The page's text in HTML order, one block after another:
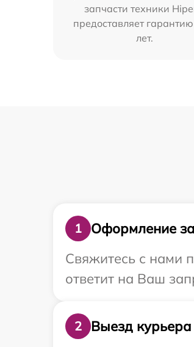
запчасти техники
предоставляет
лет.
1
Оформление
Свяжитесь с нами
ответит на Ваш
2
Выезд